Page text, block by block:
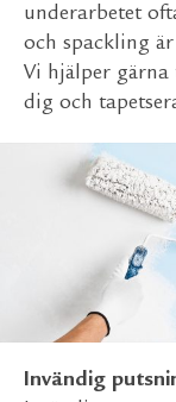
underarbetet
och spackling
Vi hjälper
dig och
Invändig